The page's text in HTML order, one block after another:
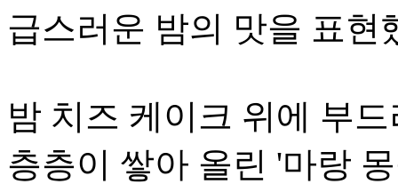
급스러운 밤의 맛을 표현
밤 치즈 케이크 위에 부
층층이 쌓아 올린 '마랑